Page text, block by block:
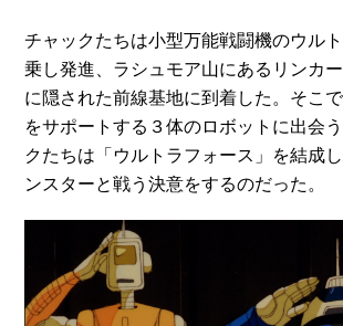
チャックたちは小型万能戦闘機のウル
乗し発進、ラシュモア山にあるリンカ
に隠された前線基地に到着した。そこ
をサポートする３体のロボットに出会
クたちは「ウルトラフォース」を結成
ンスターと戦う決意をするのだった。